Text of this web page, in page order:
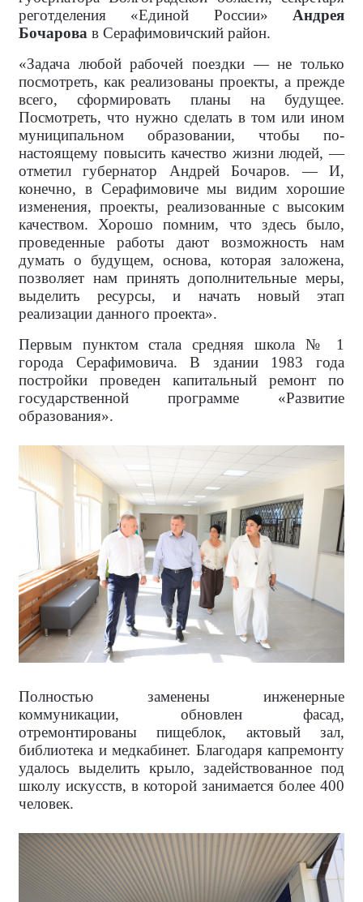
реготделения «Единой России» Андрея
Бочарова в Серафимовичский район.
«Задача любой рабочей поездки — не только
посмотреть, как реализованы проекты, а прежде
всего, сформировать планы на будущее.
Посмотреть, что нужно сделать в том или ином
муниципальном образовании, чтобы по-
настоящему повысить качество жизни людей, —
отметил губернатор Андрей Бочаров. — И,
конечно, в Серафимовиче мы видим хорошие
изменения, проекты, реализованные с высоким
качеством. Хорошо помним, что здесь было,
проведенные работы дают возможность нам
думать о будущем, основа, которая заложена,
позволяет нам принять дополнительные меры,
выделить ресурсы, и начать новый этап
реализации данного проекта».
Первым пунктом стала средняя школа № 1
города Серафимовича. В здании 1983 года
постройки проведен капитальный ремонт по
государственной программе «Развитие
образования».
Полностью заменены инженерные
коммуникации, обновлен фасад,
отремонтированы пищеблок, актовый зал,
библиотека и медкабинет. Благодаря капремонту
удалось выделить крыло, задействованное под
школу искусств, в которой занимается более 400
человек.